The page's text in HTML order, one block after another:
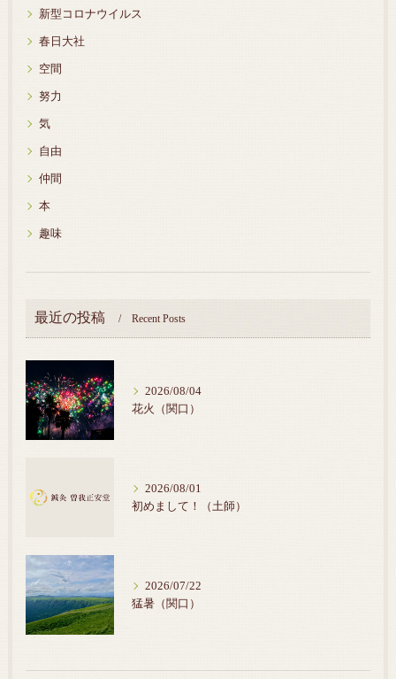
新型コロナウイルス
春日大社
空間
努力
気
自由
仲間
本
趣味
最近の投稿 Recent Posts
2026/08/04
花火（関口）
2026/08/01
初めまして！（土師）
2026/07/22
猛暑（関口）